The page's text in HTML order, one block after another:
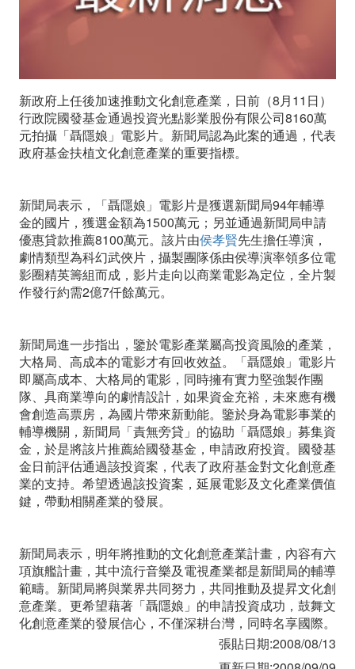
請
發
基
金
資
新政府上任後加速推動文化創意產業，日前（8月11日）
行政院國發基金通過投資光點影業股份有限公司8160萬
元拍攝「聶隱娘」電影片。新聞局認為此案的通過，代表
政府基金扶植文化創意產業的重要指標。
新聞局表示，「聶隱娘」電影片是獲選新聞局94年輔導
金的國片，獲選金額為1500萬元；另並通過新聞局申請
優惠貸款推薦8100萬元。該片由侯孝賢先生擔任導演，
劇情類型為科幻武俠片，攝製團隊係由侯導演率領多位電
影圈精英籌組而成，影片走向以商業電影為定位，全片製
作發行約需2億7仟餘萬元。
新聞局進一步指出，鑒於電影產業屬高投資風險的產業，
大格局、高成本的電影才有回收效益。「聶隱娘」電影片
即屬高成本、大格局的電影，同時擁有實力堅強製作團
隊、具商業導向的劇情設計，如果資金充裕，未來應有機
會創造高票房，為國片帶來新動能。鑒於身為電影事業的
輔導機關，新聞局「責無旁貸」的協助「聶隱娘」募集資
金，於是將該片推薦給國發基金，申請政府投資。國發基
金日前評估通過該投資案，代表了政府基金對文化創意產
業的支持。希望透過該投資案，延展電影及文化產業價值
鍵，帶動相關產業的發展。
新聞局表示，明年將推動的文化創意產業計畫，內容有六
項旗艦計畫，其中流行音樂及電視產業都是新聞局的輔導
範疇。新聞局將與業界共同努力，共同推動及提昇文化創
意產業。更希望藉著「聶隱娘」的申請投資成功，鼓舞文
化創意產業的發展信心，不僅深耕台灣，同時名享國際。
張貼日期:2008/08/13